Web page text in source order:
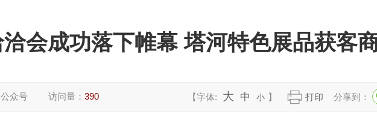
会成功落下帷幕 塔河特色展品获客
众号 访问量： 390 【字体: 大 中 小 】 打印 分享到：